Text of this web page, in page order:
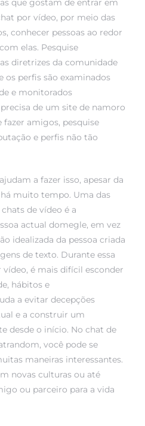
que gostam de entrar em
por vídeo, por meio das
conhecer pessoas ao redor
elas. Pesquise
diretrizes da comunidade
os perfis são examinados
e monitorados
de um site de namoro
amigos, pesquise
e perfis não tão
a fazer isso, apesar da
muito tempo. Uma das
de vídeo é a
actual domegle, em vez
idealizada da pessoa criada
de texto. Durante essa
é mais difícil esconder
hábitos e
a evitar decepções
e a construir um
desde o início. No chat de
você pode se
maneiras interessantes.
novas culturas ou até
ou parceiro para a vida